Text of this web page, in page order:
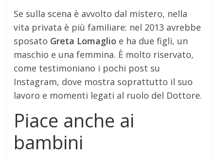
Se sulla scena è avvolto dal mistero, nella
vita privata è più familiare: nel 2013 avrebbe
sposato Greta Lomaglio e ha due figli, un
maschio e una femmina. È molto riservato,
come testimoniano i pochi post su
Instagram, dove mostra soprattutto il suo
lavoro e momenti legati al ruolo del Dottore.
Piace anche ai
bambini